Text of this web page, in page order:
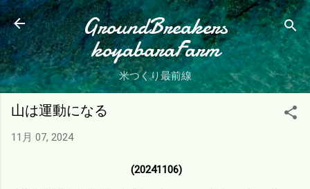
スキップしてメイン コンテンツに移動
GroundBreakers
koyabaraFarm
米つくり最前線
山は運動になる
11月 07, 2024
(20241106)